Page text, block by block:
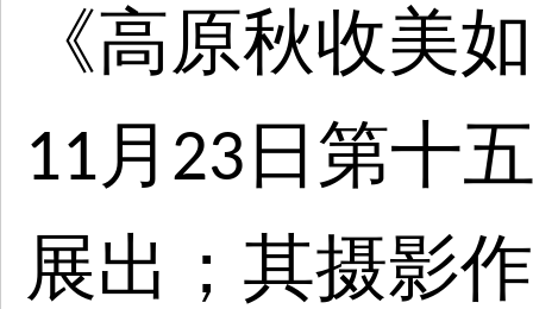
《高原秋收美
11 月 23 日第十
展出；其摄影